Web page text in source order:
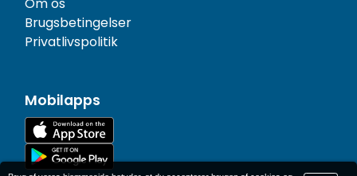
Om os
Brugsbetingelser
Privatlivspolitik
Mobilapps